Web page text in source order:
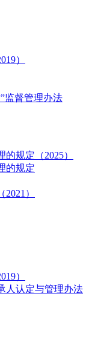
）
监督管理办法
规定（2025）
的规定
）
）
人认定与管理办法